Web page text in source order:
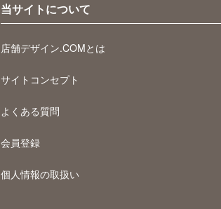
当サイトについて
店舗デザイン.COMとは
サイトコンセプト
よくある質問
会員登録
個人情報の取扱い